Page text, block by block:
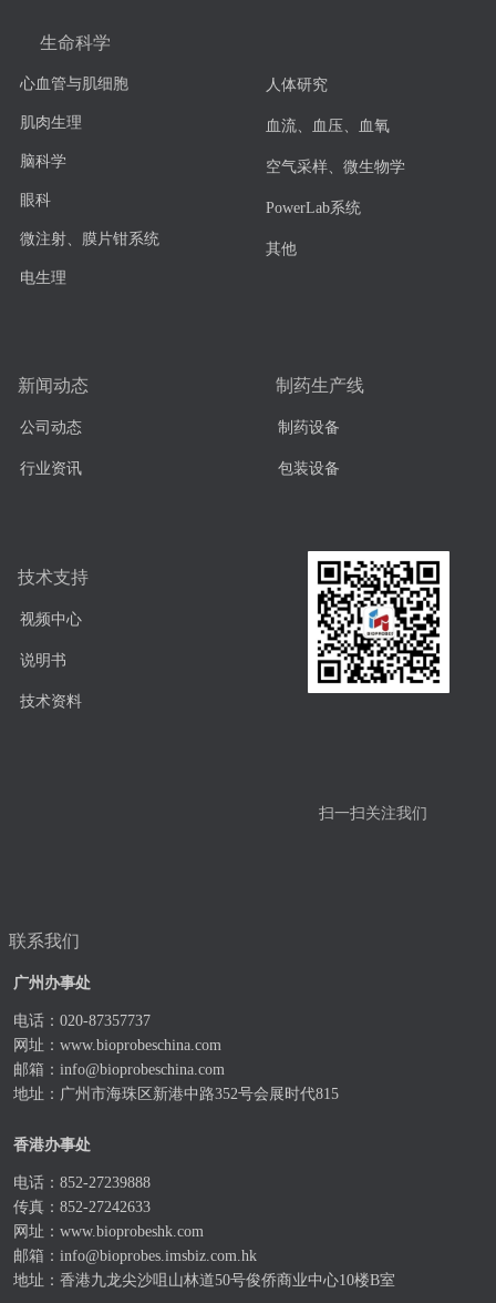
生命科学
心血管与肌细胞
肌肉生理
脑科学
眼科
微注射、膜片钳系统
电生理
人体研究
血流、血压、血氧
空气采样、微生物学
PowerLab系统
其他
制药生产线
制药设备
包装设备
技术支持
视频中心
说明书
技术资料
新闻动态
公司动态
行业资讯
联系我们
扫一扫关注我们
广州办事处
电话：020-87357737
网址： www.bioprobeschina.com
邮箱： info@bioprobeschina.com
地址：广州市海珠区新港中路352号会展时代815
香港办事处
电话：852-27239888
传真：852-27242633
网址： www.bioprobeshk.com
邮箱： info@bioprobes.imsbiz.com.hk
地址：香港九龙尖沙咀山林道50号俊侨商业中心10楼B室